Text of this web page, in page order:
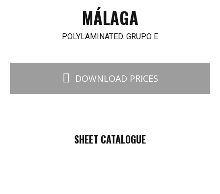
MÁLAGA
POLYLAMINATED. GRUPO E
DOWNLOAD PRICES
SHEET CATALOGUE